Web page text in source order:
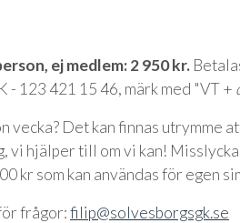
ej medlem: 2 950 kr.
- 123 421 15 46, märk med "VT +
vecka? Det kan finnas utrymme
vi hjälper till om vi kan!
kr som kan användas för egen
frågor:filip@solvesborgsgk.se